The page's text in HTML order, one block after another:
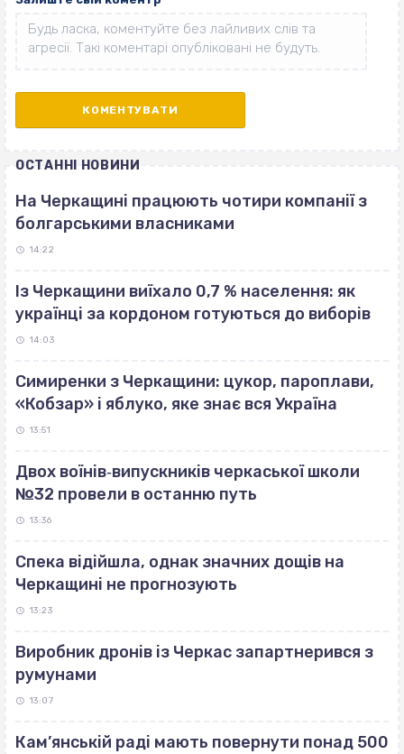
ОСТАННІ НОВИНИ
На Черкащині працюють чотири компанії з
болгарськими власниками
14:22
Із Черкащини виїхало 0,7 % населення: як
українці за кордоном готуються до виборів
14:03
Симиренки з Черкащини: цукор, пароплави,
«Кобзар» і яблуко, яке знає вся Україна
13:51
Двох воїнів‐випускників черкаської школи
№32 провели в останню путь
13:36
Спека відійшла, однак значних дощів на
Черкащині не прогнозують
13:23
Виробник дронів із Черкас запартнерився з
румунами
13:07
Кам’янській раді мають повернути понад 500